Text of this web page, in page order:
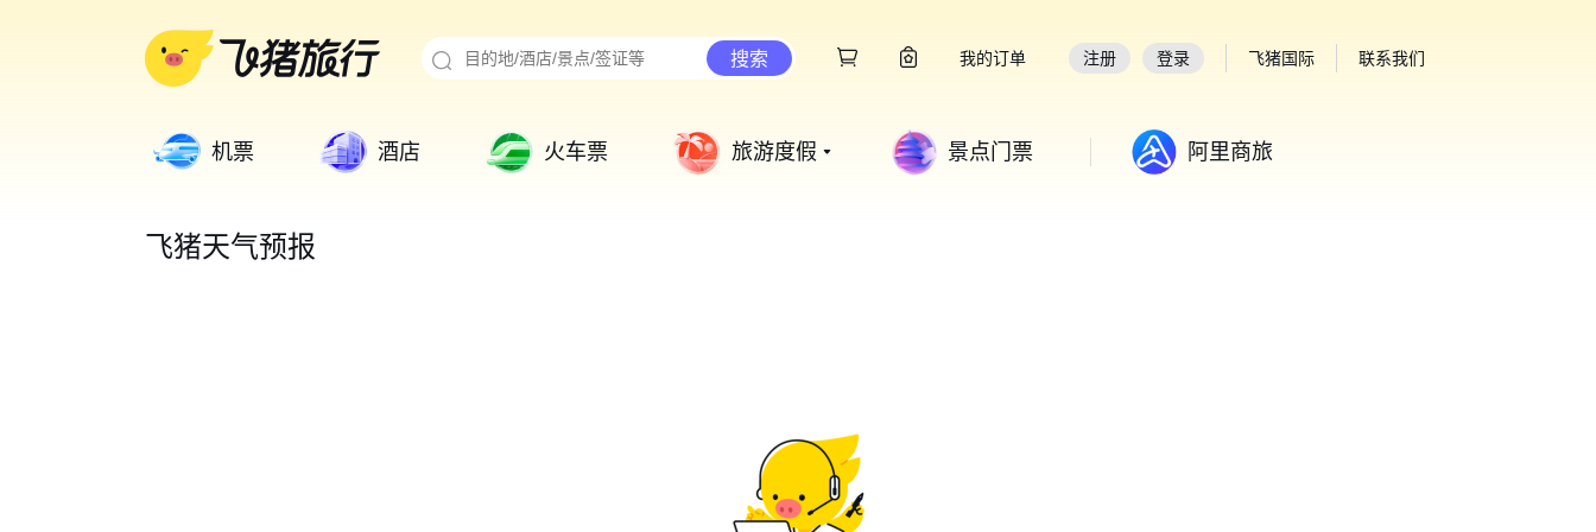
搜索 我的订单 注册 登录 飞猪国际 联系我们
机票 酒店 火车票 旅游度假 景点门票 阿里商旅
飞猪天气预报